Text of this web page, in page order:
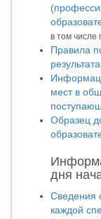
в том
Правила
мест в
Образец
дня
Сведения
каждой